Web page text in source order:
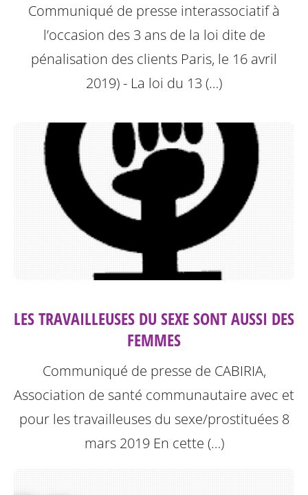
Communiqué de presse interassociatif à
l’occasion des 3 ans de la loi dite de
pénalisation des clients Paris, le 16 avril
2019) - La loi du 13 (…)
LES TRAVAILLEUSES DU SEXE SONT AUSSI DES
FEMMES
Communiqué de presse de CABIRIA,
Association de santé communautaire avec et
pour les travailleuses du sexe/prostituées 8
mars 2019 En cette (…)